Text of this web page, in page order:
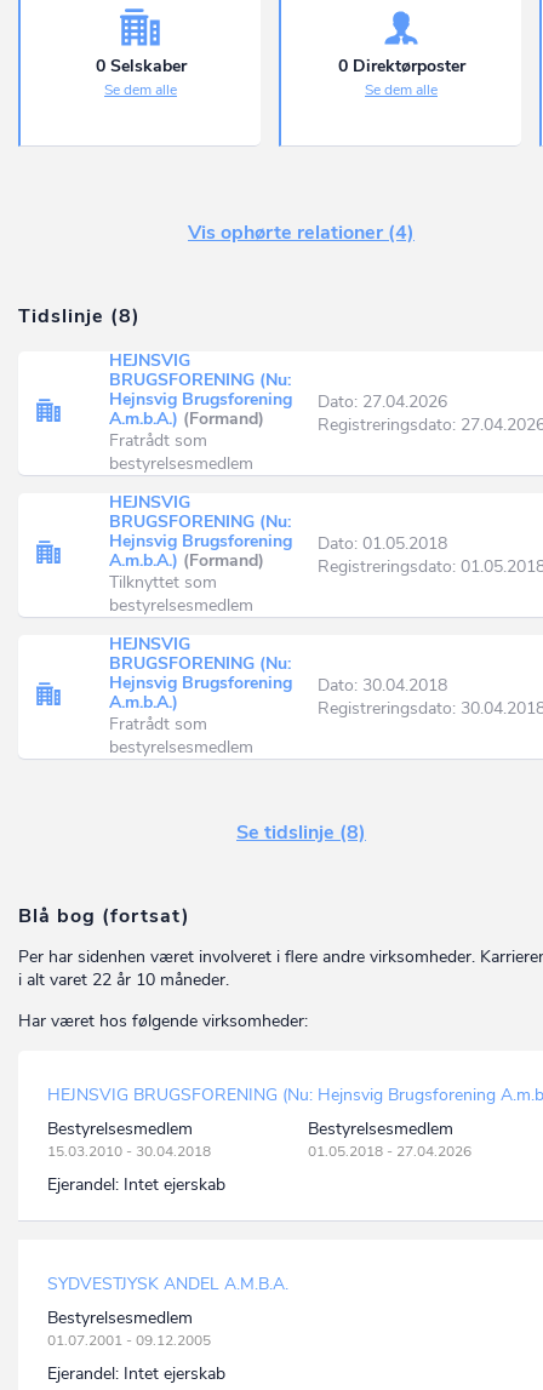
0 Selskaber
Se dem alle
0 Direktørposter
Se dem alle
Vis ophørte relationer (4)
Tidslinje (8)
HEJNSVIG
BRUGSFORENING (Nu:
Hejnsvig Brugsforening
A.m.b.A.) (Formand)
Fratrådt som
bestyrelsesmedlem
Dato: 27.04.2026
Registreringsdato:
HEJNSVIG
BRUGSFORENING (Nu:
Hejnsvig Brugsforening
A.m.b.A.) (Formand)
Tilknyttet som
bestyrelsesmedlem
Dato: 01.05.2018
Registreringsdato:
HEJNSVIG
BRUGSFORENING (Nu:
Hejnsvig Brugsforening
A.m.b.A.)
Fratrådt som
bestyrelsesmedlem
Dato: 30.04.2018
Registreringsdato:
Se tidslinje (8)
Blå bog (fortsat)
Per har sidenhen været involveret i flere andre virksomheder.
i alt varet 22 år 10 måneder.
Har været hos følgende virksomheder:
HEJNSVIG BRUGSFORENING (Nu: Hejnsvig Brugsforening
Bestyrelsesmedlem
15.03.2010 - 30.04.2018
Bestyrelsesmedlem
01.05.2018 - 27.04.2026
Ejerandel: Intet ejerskab
SYDVESTJYSK ANDEL A.M.B.A.
Bestyrelsesmedlem
01.07.2001 - 09.12.2005
Ejerandel: Intet ejerskab